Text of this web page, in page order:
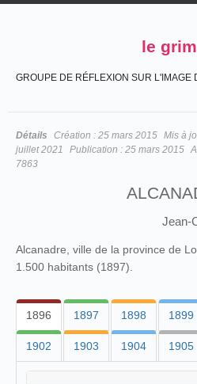
le
GROUPE DE RÉFLEXION SUR L'IMAGE
Détails Création : 25 mars 2015 Mis à
juillet 2021
Publication : 25 mars 2015
7863
Jean-
Alcanadre, ville de la province de
1.500 habitants (1897).
1896 1897 1898 1899
1902 1903 1904 1905